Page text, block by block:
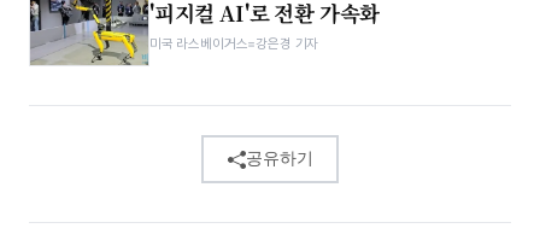
'피지컬 AI'로 전환 가속화
미국 라스베이거스=강은경 기자
공유하기